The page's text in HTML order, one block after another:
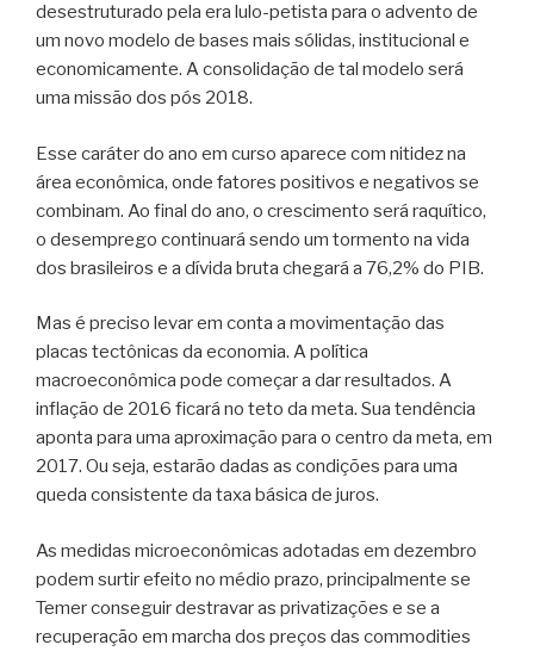
desestruturado pela era lulo-petista para o advento de
um novo modelo de bases mais sólidas, institucional e
economicamente. A consolidação de tal modelo será
uma missão dos pós 2018.
Esse caráter do ano em curso aparece com nitidez na
área econômica, onde fatores positivos e negativos se
combinam. Ao final do ano, o crescimento será raquítico,
o desemprego continuará sendo um tormento na vida
dos brasileiros e a dívida bruta chegará a 76,2% do PIB.
Mas é preciso levar em conta a movimentação das
placas tectônicas da economia. A política
macroeconômica pode começar a dar resultados. A
inflação de 2016 ficará no teto da meta. Sua tendência
aponta para uma aproximação para o centro da meta, em
2017. Ou seja, estarão dadas as condições para uma
queda consistente da taxa básica de juros.
As medidas microeconômicas adotadas em dezembro
podem surtir efeito no médio prazo, principalmente se
Temer conseguir destravar as privatizações e se a
recuperação em marcha dos preços das commodities